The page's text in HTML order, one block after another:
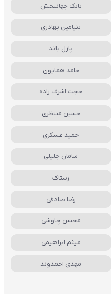
بابک جهانبخش
بنیامین بهادری
پازل باند
حامد همایون
حجت اشرف زاده
حسین منتظری
حمید عسکری
سامان جلیلی
رستاک
رضا صادقی
محسن چاوشی
میثم ابراهیمی
مهدی احمدوند